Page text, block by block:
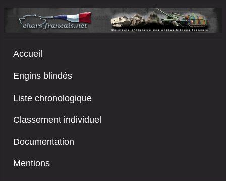
Accueil
Engins blindés
Liste chronologique
Classement individuel
Documentation
Mentions